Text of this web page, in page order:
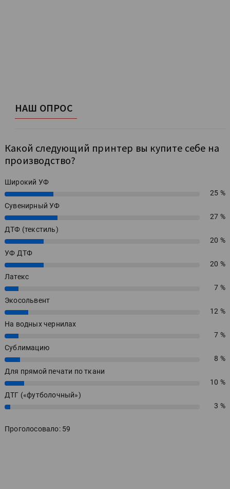
НАШ ОПРОС
Какой следующий принтер вы купите себе на
производство?
Широкий УФ
25%
25 %
Сувенирный УФ
27%
27 %
ДТФ (текстиль)
20%
20 %
УФ ДТФ
20%
20 %
Латекс
7%
7 %
Экосольвент
12%
12 %
На водных чернилах
7%
7 %
Сублимацию
8%
8 %
Для прямой печати по ткани
10%
10 %
ДТГ («футболочный»)
3% 3 %
Проголосовало: 59